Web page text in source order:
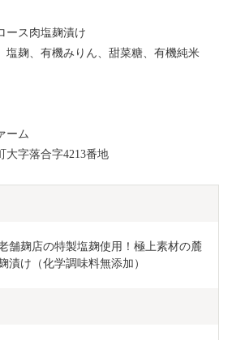
ス肉塩麹漬け
麹、有機みりん、甜菜糖、有機純米
ーム
字落合字4213番地
舗麹店の特製塩麹使用！極上素材の麓
漬け（化学調味料無添加）